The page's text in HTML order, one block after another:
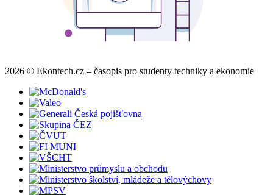
2026 © Ekontech.cz – časopis pro studenty techniky a ekonomie